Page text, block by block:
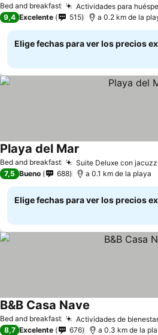
Bed and breakfast Actividades para
9,4 Excelente 515 a 0.2 km de la
Elige fechas para ver los precios
Bed and breakfast Suite Deluxe con
Playa del Mar
7,5 Bueno 688 a 0.1 km de la playa
Elige fechas para ver los precios
Bed and breakfast Actividades de
B&B Casa Nave
8,7 Excelente 676 a 0.3 km de la